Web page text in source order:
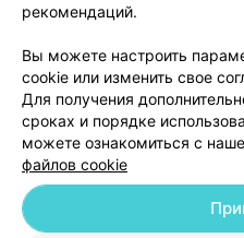
Обработка
© 2026 ООО «Артокс Лаб», УНП
рекомендаций.
Вы можете настроить
cookie или изменить свое
Для получения
сроках и порядке
можете ознакомиться с
файлов cookie